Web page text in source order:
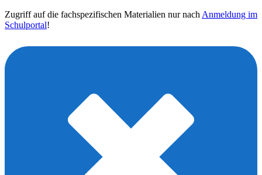
Zugriff auf die fachspezifischen Materialien nur nach Anmeldung im
Schulportal!